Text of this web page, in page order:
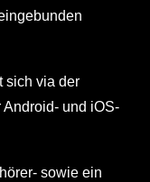
sich via der
und iOS-
sowie ein